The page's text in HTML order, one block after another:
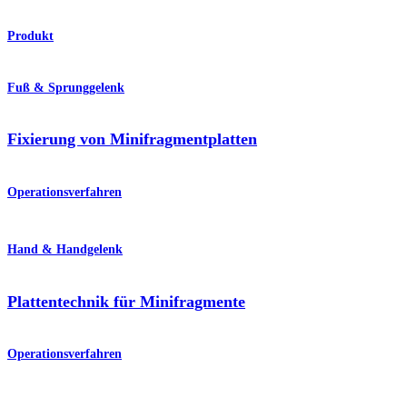
Produkt
Fuß & Sprunggelenk
Fixierung von Minifragmentplatten
Operationsverfahren
Hand & Handgelenk
Plattentechnik für Minifragmente
Operationsverfahren